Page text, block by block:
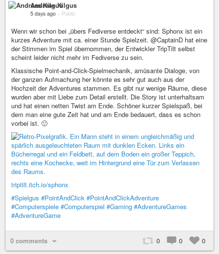
Andreas Kilgus
5 days ago – Public
Wenn wir schon bei „übers Fediverse entdeckt“ sind: Sphonx ist ein
kurzes Adventure mit ca. einer Stunde Spielzeit. @CaptainD hat eine
der Stimmen im Spiel übernommen, der Entwickler TripTilt selbst
scheint leider nicht mehr im Fediverse zu sein.
Klassische Point-and-Click-Spielmechanik, amüsante Dialoge, von
der ganzen Aufmachung her könnte es sehr gut auch aus der
Hochzeit der Adventures stammen. Es gibt nur wenige Räume, diese
wurden aber mit Liebe zum Detail erstellt. Die Story ist unterhaltsam
und hat einen netten Twist am Ende. Schöner kurzer Spielspaß, bei
dem man eine gute Zeit hat und am Ende bedauert, dass es schon
vorbei ist. 🙂
triptilt.itch.io/sphonx
#Spielgus #PointAndClick #PointAndClickAdventure
#Computerspiele #Computerspiel #Gaming #AdventureGames
#AdventureGame
0 comments 0 0 0